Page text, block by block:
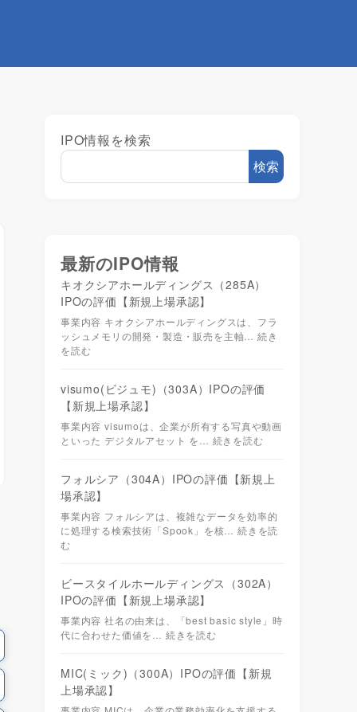
IPO情報を検索
検索
最新のIPO情報
キオクシアホールディングス（285A）
IPOの評価【新規上場承認】
事業内容 キオクシアホールディングスは、フラ
ッシュメモリの開発・製造・販売を主軸…続き
を読む
visumo(ビジュモ)（303A）IPOの評価
【新規上場承認】
事業内容 visumoは、企業が所有する写真や動画
といった デジタルアセット を… 続きを読む
フォルシア（304A）IPOの評価【新規上
場承認】
事業内容 フォルシアは、複雑なデータを効率的
に処理する検索技術「Spook」を核…続きを読
む
ビースタイルホールディングス（302A）
IPOの評価【新規上場承認】
事業内容 社名の由来は、「best basic style」時
代に合わせた価値を… 続きを読む
MIC(ミック)（300A）IPOの評価【新規
上場承認】